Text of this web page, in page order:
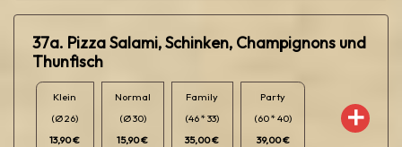
37a. Pizza Salami, Schinken, Champignons und
Thunfisch
Klein
(Ø 26)
13,90 €
Normal
(Ø 30)
15,90 €
Family
(46 * 33)
35,00 €
Party
(60 * 40)
39,00 €